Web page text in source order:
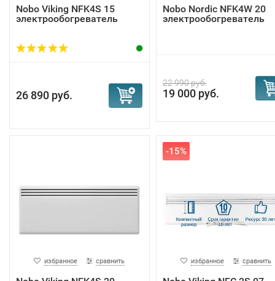
Nobo Viking NFK4S 15
электрообогреватель
26 890 руб.
Nobo Nordic NFK4W 20
электрообогреватель
22 990 руб.
19 000 руб.
избранное сравнить
-15%
избранное сравнить